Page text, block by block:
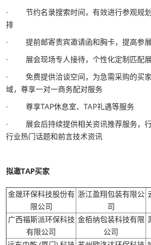
· 节约名录搜索时间，有效进行参观规划
排
· 提前邮寄贵宾邀请函和胸卡，提高参
· 展会现场专人接待，个性化定制匹配
· 免费提供洽谈空间，为急需采购的买家
域，尊享一对一商务配对服务
· 尊享TAP休息室、TAP礼遇等服务
· 展会后持续提供相关资讯推荐服务，行
行业热门话题和前言技术资讯
拟邀TAP买家
金晟环保科技股份有
限公司
浙江盈翔包装有限公
司
广西福斯派环保科技
有限公司
金栢纳包装科技有限
公司